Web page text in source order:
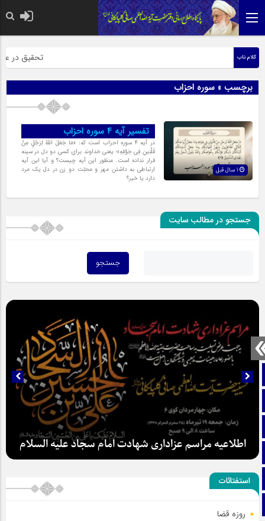
صفحه نخست
تماس با ما
آپارات
اینستاگرام
کلام ناب تحقیق در
برچسب » سوره احزاب
تفسیر آیه ۴ سوره احزاب
در آیه 4 سوره احزاب است که: «مَا جَعَلَ اللهُ لِرَجُلٍ مِنْ
قَلْبَینِ فِی‏ جَوْفِهِ‏»؛ یعنى خداوند براى کسى دو دل در سینه
قرار نداده است. منظور این آیه چیست؟ و آیا این آیه
ارتباطى به داشتن مهر و محبّت دو زن در دل یک مرد
دارد یا خیر؟
جستجو در مطالب سایت
اطلاعیه مراسم عزاداری شهادت امام سجاد علیه السلام
استفتائات
روزه قضا